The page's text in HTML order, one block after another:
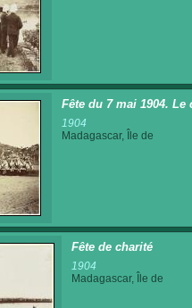
Fête du 7 mai 1904. Le
1904
Madagascar, Île de
Fête de charité
1904
Madagascar, Île de